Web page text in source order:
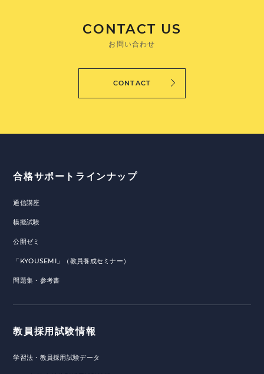
CONTACT US
お問い合わせ
CONTACT
合格サポートラインナップ
通信講座
模擬試験
公開ゼミ
「KYOUSEMI」（教員養成セミナー）
問題集・参考書
教員採用試験情報
学習法・教員採用試験データ